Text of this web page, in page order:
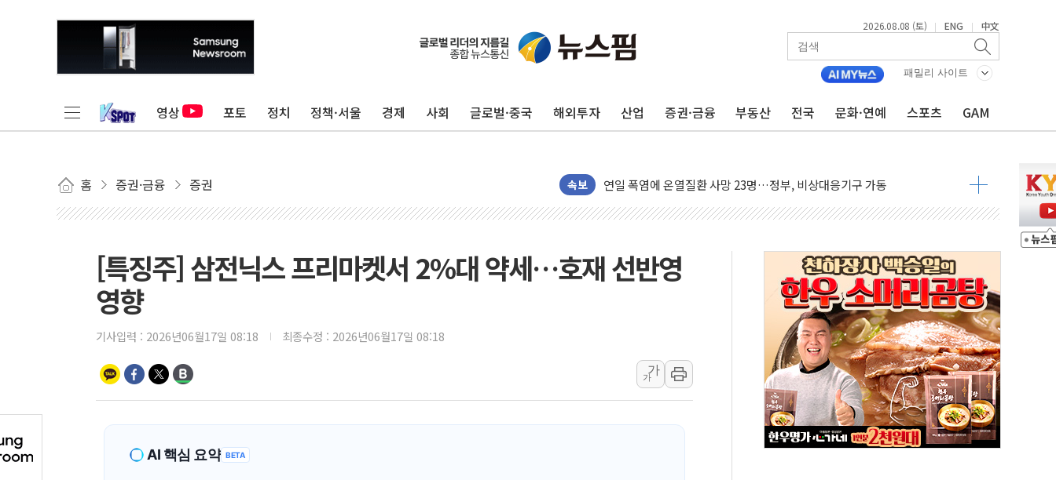
2026.08.08 (토) | ENG | 中文
패밀리 사이트
영상 포토 정치 정책·서울 경제 사회 글로벌·중국 해외투자 산업 증권·금융 부동산 전국 문화·연예 스포츠 GAM
홈 증권·금융 증권 속보
인천 선재도 갯벌서 해루질 중 실종 60대 나흘만에 숨진 채 발견
인천서 말다툼 중 어머니 흉기 살해…10대 아들 체포
李대통령, ISA 개편 재검토 지시…與 "적극 환영"·野 "졸속 국정"
동해중부 전 해상 풍랑주의보…10일까지 최대 3.5m 높은 물결
中 전방위 아파트 부양, 수도 베이징도 부동산 규제 철폐
인제 용대리 계곡서 수위 상승으로 피서객 7명 고립…전원 구조
강원 중·남부 동해안 시간당 50mm 이상 폭우…호우경보 발효
청양 밭에서 일하던 90대 숨져…온열질환 여부 조사
폭염에 車 운전면허 기능시험 오전 집중 편성…체감온도 38도 넘으면 중단
李대통령, 'ISA·주가누르기 방지법' 전면 재검토 지시
'호우 특보' 경북 울진 시간당 20~30mm 강한 비...가뭄 해소될 듯
주말 무더위·열대야 지속…내륙 곳곳 소나기
오세훈 "용산공원 주택 검토, 민주당 스스로 원칙 뒤집는 것"
충북 주말 무더위 지속…청주·진천 35도, 곳곳 소나기
10월 보완수사권 폐지·공소청 출범…피해자들 '범죄 사각지대' 우려
[특징주] 삼전닉스 프리마켓서 2%대 약세…호재 선반영
영향
기사입력 : 2026년06월17일 08:18 최종수정 : 2026년06월17일 08:18
가
가
AI 핵심 요약 BETA